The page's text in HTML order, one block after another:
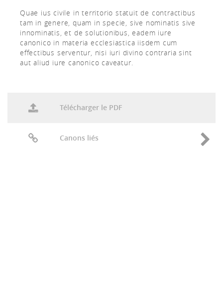
Quae ius civile in territorio statuit de contractibus
tam in genere, quam in specie, sive nominatis sive
innominatis, et de solutionibus, eadem iure
canonico in materia ecclesiastica iisdem cum
effectibus serventur, nisi iuri divino contraria sint
aut aliud iure canonico caveatur.
Télécharger le PDF
Canons liés